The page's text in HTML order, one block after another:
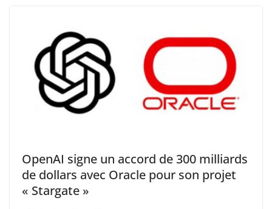
OpenAI signe un accord de 300 milliards
de dollars avec Oracle pour son projet
« Stargate »